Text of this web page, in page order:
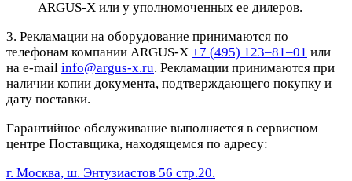
ARGUS-X или у уполномоченных ее дилеров.
3. Рекламации на оборудование принимаются по
телефонам компании ARGUS-X +7 (495) 123–81–01 или
на e-mail info@argus-x.ru. Рекламации принимаются при
наличии копии документа, подтверждающего покупку и
дату поставки.
Гарантийное обслуживание выполняется в сервисном
центре Поставщика, находящемся по адресу:
г. Москва, ш. Энтузиастов 56 стр.20.